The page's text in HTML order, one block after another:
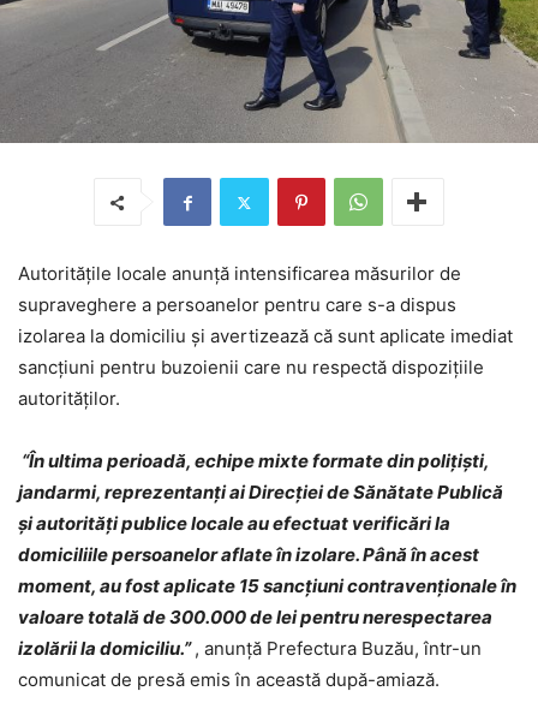
Autoritățile locale anunță intensificarea măsurilor de
supraveghere a persoanelor pentru care s-a dispus
izolarea la domiciliu și avertizează că sunt aplicate imediat
sancțiuni pentru buzoienii care nu respectă dispozițiile
autorităților.
“În ultima perioadă, echipe mixte formate din polițiști,
jandarmi, reprezentanți ai Direcției de Sănătate Publică
și autorități publice locale au efectuat verificări la
domiciliile persoanelor aflate în izolare. Până în acest
moment, au fost aplicate 15 sancțiuni contravenționale în
valoare totală de 300.000 de lei pentru nerespectarea
izolării la domiciliu.”, anunță Prefectura Buzău, într-un
comunicat de presă emis în această după-amiază.